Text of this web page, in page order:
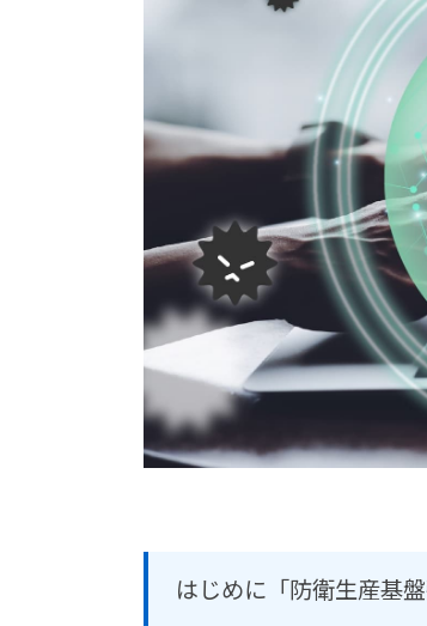
はじめに「防衛生産基